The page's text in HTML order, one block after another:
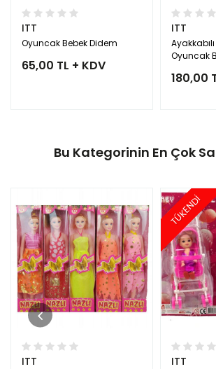
ITT
Oyuncak Bebek Didem
65,00 TL + KDV
ITT
Oyuncak
180,00
Bu Kategorinin En Çok
ITT
TÜKENDİ
ITT